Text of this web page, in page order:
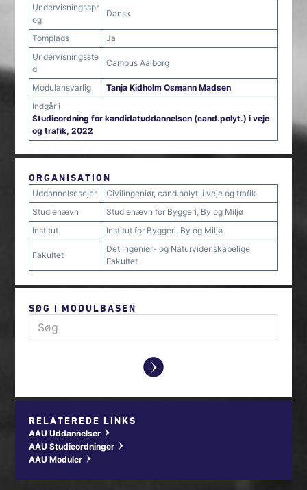
Undervisningsspr
og
Dansk
Tomplads
Ja
Undervisningsste
d
Campus Aalborg
Modulansvarlig
Tanja Kidholm Osmann Madsen
Indgår i
Studieordning for kandidatuddannelsen (cand.polyt.) i veje
og trafik, 2022
ORGANISATION
Uddannelsesejer
Civilingeniør, cand.polyt. i veje og trafik
Studienævn
Studienævn for Byggeri, By og Miljø
Institut
Institut for Byggeri, By og Miljø
Fakultet
Det Ingeniør- og Naturvidenskabelige
Fakultet
SØG I MODULBASEN
y
RELATEREDE LINKS
AAU Uddannelser w
AAU Studieordninger w
AAU Moduler w